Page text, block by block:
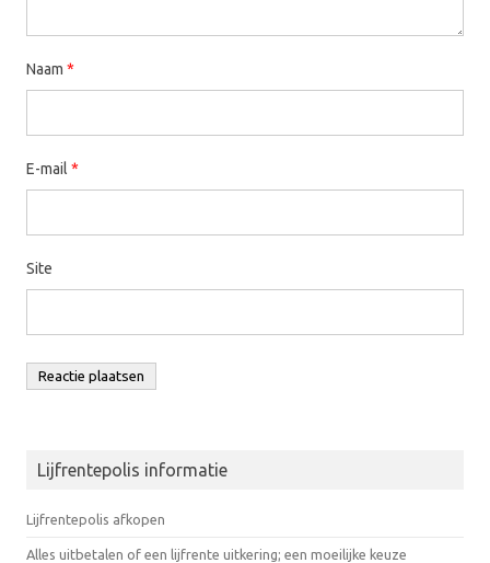
Naam *
E-mail *
Site
Lijfrentepolis informatie
Lijfrentepolis afkopen
Alles uitbetalen of een lijfrente uitkering; een moeilijke keuze